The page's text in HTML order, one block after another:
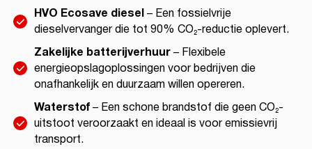
HVO Ecosave diesel– Een fossielvrije
dieselvervanger die tot 90% CO₂-reductie oplevert.
Zakelijke batterijverhuur– Flexibele
energieopslagoplossingen voor bedrijven die
onafhankelijk en duurzaam willen opereren.
Waterstof– Een schone brandstof die geen CO₂-
uitstoot veroorzaakt en ideaal is voor emissievrij
transport.